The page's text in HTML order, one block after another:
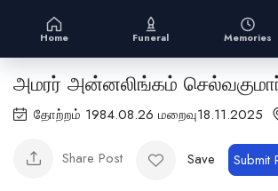
Home Funeral Memories
அமரர் அன்னலிங்கம்
தோற்றம் 1984.08.26 மறைவு18.11.2025
Share Post Save Submit